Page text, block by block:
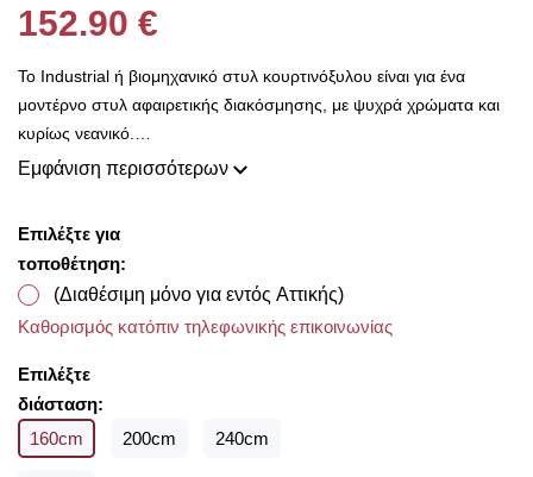
152.90 €
Το Industrial ή βιομηχανικό στυλ κουρτινόξυλου είναι για ένα
μοντέρνο στυλ αφαιρετικής διακόσμησης, με ψυχρά χρώματα και
κυρίως νεανικό.
Με την ολοκλήρωση της παραγγελίας σας παρέχουμε
εξωτερικού σε προσιτές τιμές!!
Εμφάνιση περισσότερων
Επιλέξτε για
τοποθέτηση:
(Διαθέσιμη μόνο για εντός Αττικής)
Καθορισμός κατόπιν τηλεφωνικής επικοινωνίας
Επιλέξτε
διάσταση:
160cm
200cm 240cm